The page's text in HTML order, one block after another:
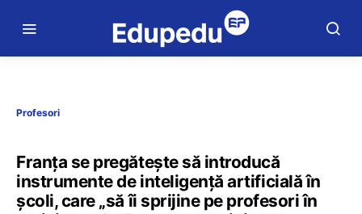
Profesori
Franța se pregătește să introducă
instrumente de inteligență artificială în
școli, care „să îi sprijine pe profesori în